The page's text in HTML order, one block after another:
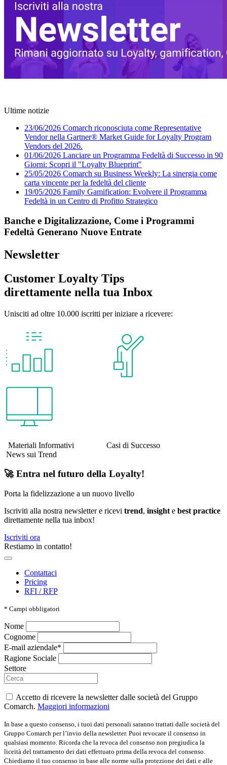
Ultime notizie
23/06/2026 Comarch riconosciuta come Representative
Vendor nella Gartner® Market Guide for Loyalty Program
Vendors del 2026.
01/06/2026 Lanciare un Programma Fedeltà di Successo in 90
Giorni: Scopri il "Loyalty Blueprint"
25/05/2026 Comarch su Business Weekly: La sinergia come
carta vincente per la fedeltà del cliente
19/05/2026 Family Gamification: Evolvere il Programma
Fedeltà in un Centro di Profitto Strategico
Banche e Digitalizzazione, Come i Programmi
Fedeltà Generano Nuove Entrate
Newsletter
Customer Loyalty Tips
direttamente nella tua Inbox
Unisciti ad oltre 10.000 iscritti per iniziare a ricevere:
Materiali Informativi Casi di Successo
News sui Trend
🚀 Entra nel futuro della Loyalty!
Porta la fidelizzazione a un nuovo livello
Iscriviti alla nostra newsletter e ricevi trend, insight e best practice
direttamente nella tua inbox!
Iscriviti ora
Restiamo in contatto!
Contattaci
Pricing
RFI / RFP
* Campi obbligatori
Nome
Cognome
E-mail aziendale*
Ragione Sociale
Settore
Accetto di ricevere la newsletter dalle società del Gruppo
Comarch. Maggiori informazioni
In base a questo consenso, i tuoi dati personali saranno trattati dalle società del
Gruppo Comarch per l’invio della newsletter. Puoi revocare il consenso in
qualsiasi momento. Ricorda che la revoca del consenso non pregiudica la
liceità del trattamento dei dati effettuato prima della revoca del consenso.
Chiediamo il tuo consenso in base alle norme sulla protezione dei dati e alle